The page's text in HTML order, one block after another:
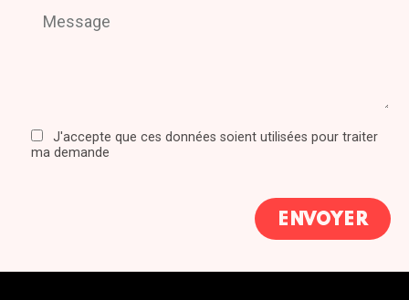
J'accepte que ces données soient utilisées pour traiter
ma demande